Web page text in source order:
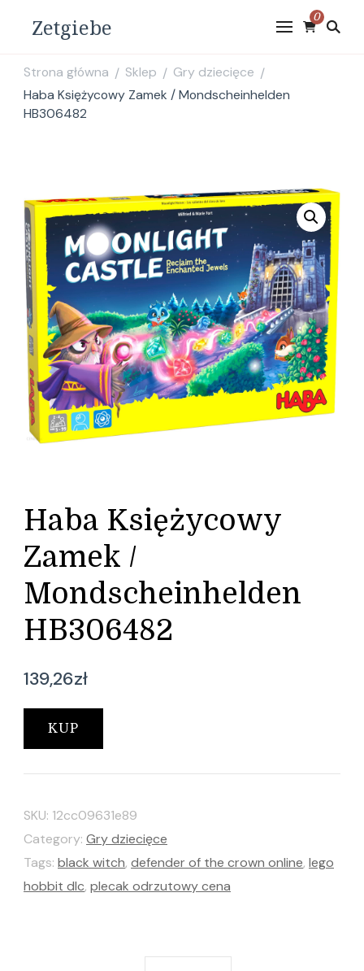
Zetgiebe 0
Strona główna / Sklep / Gry dziecięce /
Haba Księżycowy Zamek / Mondscheinhelden
HB306482
Haba Księżycowy
Zamek /
Mondscheinhelden
HB306482
139,26zł
KUP
SKU: 12cc09631e89
Category: Gry dziecięce
Tags: black witch, defender of the crown online, lego
hobbit dlc, plecak odrzutowy cena